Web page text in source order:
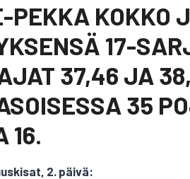
PEKKA KOKKO
17-
37,46 JA
35
16.
2. päivä: